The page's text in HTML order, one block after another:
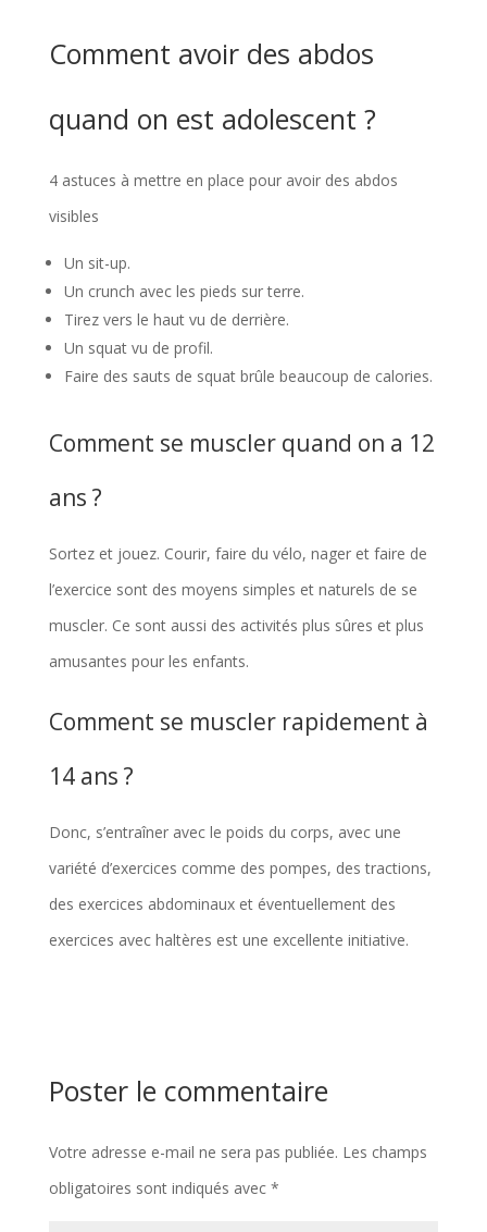
Comment avoir des abdos
quand on est adolescent ?
4 astuces à mettre en place pour avoir des abdos
visibles
Un sit-up.
Un crunch avec les pieds sur terre.
Tirez vers le haut vu de derrière.
Un squat vu de profil.
Faire des sauts de squat brûle beaucoup de calories.
Comment se muscler quand on a 12
ans ?
Sortez et jouez. Courir, faire du vélo, nager et faire de
l’exercice sont des moyens simples et naturels de se
muscler. Ce sont aussi des activités plus sûres et plus
amusantes pour les enfants.
Comment se muscler rapidement à
14 ans ?
Donc, s’entraîner avec le poids du corps, avec une
variété d’exercices comme des pompes, des tractions,
des exercices abdominaux et éventuellement des
exercices avec haltères est une excellente initiative.
Poster le commentaire
Votre adresse e-mail ne sera pas publiée. Les champs
obligatoires sont indiqués avec *